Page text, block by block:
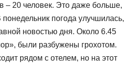
– 20 человек. Это даже больше,
погода улучшилась,
новостью дня. Около 6.45
были разбужены грохотом.
рядом с отелем, но на этот